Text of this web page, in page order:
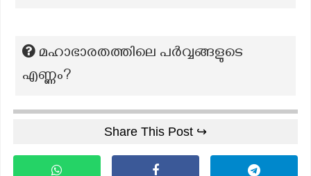
മഹാഭാരതത്തിലെ പർവ്വങ്ങളുടെ
എണ്ണം?
Share This Post ↪